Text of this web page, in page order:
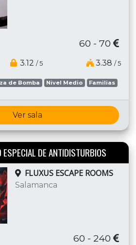
60 - 70
3.12 / 5 3.38 / 5
de Bomba Nivel Medio Familias
Ver sala
ESPECIAL DE ANTIDISTURBIOS
FLUXUS ESCAPE ROOMS
Salamanca
60 - 240